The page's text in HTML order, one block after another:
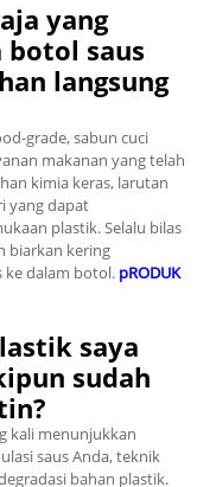
yang
botol saus
langsung
grade, sabun cuci
makanan yang telah
kimia keras, larutan
yang dapat
plastik. Selalu bilas
biarkan kering
ke dalam botol. pRODUK
saya
sudah
kali menunjukkan
saus Anda, teknik
bahan plastik.